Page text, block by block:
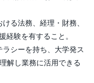
法務、経理・財務、
経験を有すること。
シーを持ち、大学発ス
解し業務に活用できる